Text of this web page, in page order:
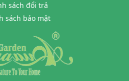
sách đổi trả
sách bảo mật